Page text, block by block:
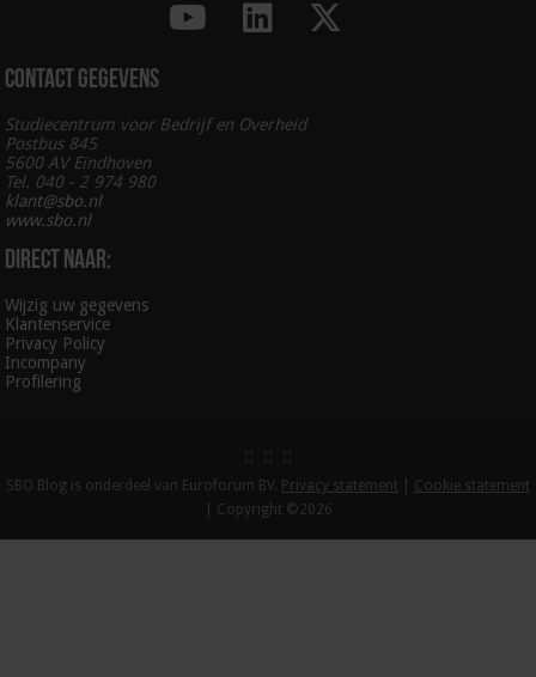
Contact gegevens
Studiecentrum voor Bedrijf en Overheid
Postbus 845
5600 AV Eindhoven
Tel. 040 - 2 974 980
klant@sbo.nl
www.sbo.nl
Direct naar:
Wijzig uw gegevens
Klantenservice
Privacy Policy
Incompany
Profilering
SBO Blog is onderdeel van Euroforum BV. Privacy statement
Cookie statement
| Copyright ©2026